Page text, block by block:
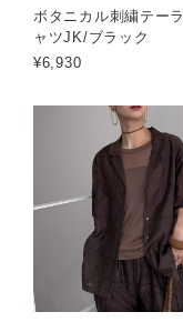
ボタニカル刺繍テー
ャツJK/ブラック
¥6,930